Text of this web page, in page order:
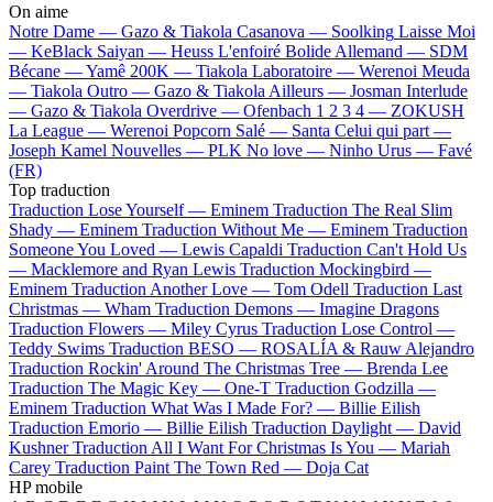
On aime
Notre Dame — Gazo & Tiakola Casanova — Soolking Laisse Moi
— KeBlack Saiyan — Heuss L'enfoiré Bolide Allemand — SDM
Bécane —Yamê 200K — Tiakola Laboratoire — Werenoi Meuda
— Tiakola Outro — Gazo & Tiakola Ailleurs — Josman Interlude
— Gazo & Tiakola Overdrive — Ofenbach 1 2 3 4 — ZOKUSH
La League — Werenoi Popcorn Salé — Santa Celui qui part —
Joseph Kamel Nouvelles — PLK No love — Ninho Urus — Favé
(FR)
Top traduction
Traduction Lose Yourself — Eminem Traduction The Real Slim
Shady — Eminem Traduction Without Me — Eminem Traduction
Someone You Loved — Lewis Capaldi Traduction Can't Hold Us
— Macklemore and Ryan Lewis Traduction Mockingbird —
Eminem Traduction Another Love — Tom Odell Traduction Last
Christmas — Wham Traduction Demons — Imagine Dragons
Traduction Flowers — Miley Cyrus Traduction Lose Control —
Teddy Swims Traduction BESO — ROSALÍA & Rauw Alejandro
Traduction Rockin' Around The Christmas Tree — Brenda Lee
Traduction The Magic Key — One-T Traduction Godzilla —
Eminem Traduction What Was I Made For? — Billie Eilish
Traduction Emorio — Billie Eilish Traduction Daylight — David
Kushner Traduction All I Want For Christmas Is You — Mariah
Carey Traduction Paint The Town Red — Doja Cat
HP mobile